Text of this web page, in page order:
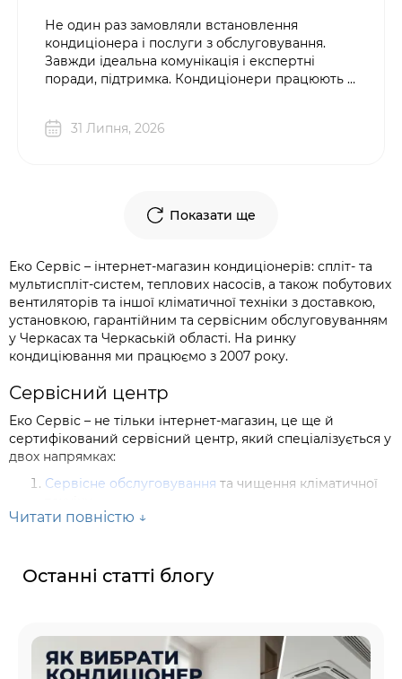
Не один раз замовляли встановлення
кондиціонера і послуги з обслуговування.
Завжди ідеальна комунікація і експертні
поради, підтримка. Кондиціонери працюють і
31 Липня, 2026
Показати ще
Еко Сервіс – інтернет-магазин кондиціонерів: спліт- та
мультиспліт-систем, теплових насосів, а також побутових
вентиляторів та іншої кліматичної техніки з доставкою,
установкою, гарантійним та сервісним обслуговуванням
у Черкасах та Черкаській області. На ринку
кондиціювання ми працюємо з 2007 року.
Сервісний центр
Еко Сервіс – не тільки інтернет-магазин, це ще й
сертифікований сервісний центр, який спеціалізується у
двох напрямках:
Сервісне обслуговування та чищення кліматичної
Товари відмінної якості
підтверджується відповідними
сертифікатами
. Це
означає, що ви купуєте у нас техніку відмінної якості,
Читати повністю ↓
Останні статті блогу